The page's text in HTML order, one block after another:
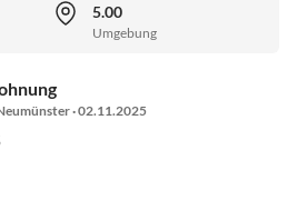
5.00
Umgebung
· 02.11.2025